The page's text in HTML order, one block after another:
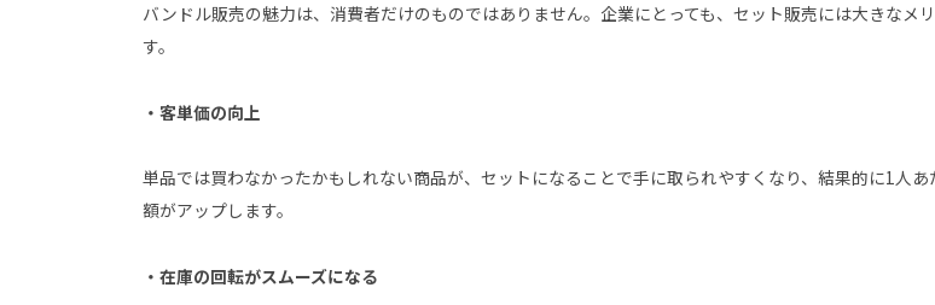
バンドル販売の魅力は、消費者だけのものではありません。企業にとっても、セット販売には大きなメ
す。
・客単価の向上
単品では買わなかったかもしれない商品が、セットになることで手に取られやすくなり、結果的に1人あ
額がアップします。
・在庫の回転がスムーズになる